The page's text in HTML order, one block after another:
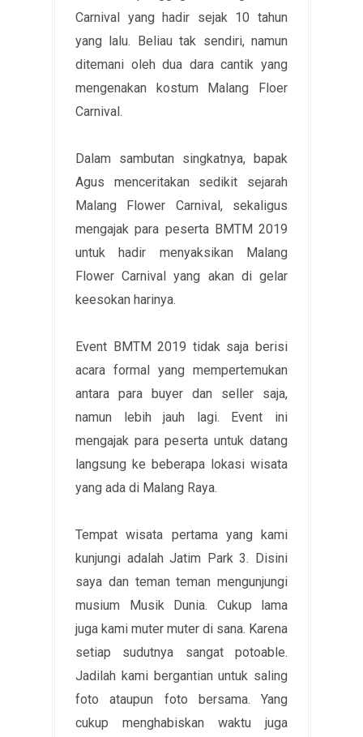
Carnival yang hadir sejak 10 tahun
yang lalu. Beliau tak sendiri, namun
ditemani oleh dua dara cantik yang
mengenakan kostum Malang Floer
Carnival.
Dalam sambutan singkatnya, bapak
Agus menceritakan sedikit sejarah
Malang Flower Carnival, sekaligus
mengajak para peserta BMTM 2019
untuk hadir menyaksikan Malang
Flower Carnival yang akan di gelar
keesokan harinya.
Event BMTM 2019 tidak saja berisi
acara formal yang mempertemukan
antara para buyer dan seller saja,
namun lebih jauh lagi. Event ini
mengajak para peserta untuk datang
langsung ke beberapa lokasi wisata
yang ada di Malang Raya.
Tempat wisata pertama yang kami
kunjungi adalah Jatim Park 3. Disini
saya dan teman teman mengunjungi
musium Musik Dunia. Cukup lama
juga kami muter muter di sana. Karena
setiap sudutnya sangat potoable.
Jadilah kami bergantian untuk saling
foto ataupun foto bersama. Yang
cukup menghabiskan waktu juga